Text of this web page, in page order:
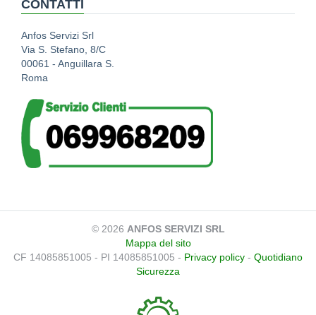
CONTATTI
Anfos Servizi Srl
Via S. Stefano, 8/C
00061 - Anguillara S.
Roma
© 2026 ANFOS SERVIZI SRL
Mappa del sito
CF 14085851005 - PI 14085851005 - Privacy policy - Quotidiano
Sicurezza